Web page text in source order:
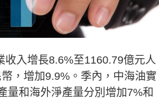
入增長8.6%至1160.79億元人
，增加9.9%。季內，中海油實
量和海外淨產量分別增加7%和